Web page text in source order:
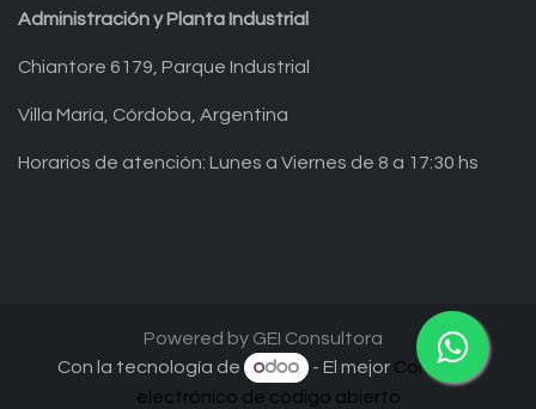
Administración y Planta Industrial
Chiantore 6179, Parque Industrial
Villa María, Córdoba, Argentina
Horarios de atención: Lunes a Viernes de 8 a 17:30 hs
Powered by GEI Consultora
Con la tecnología de
- El mejor Comercio
electrónico de código abierto